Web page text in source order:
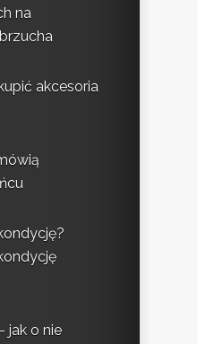
na
akcesoria
jak o nie